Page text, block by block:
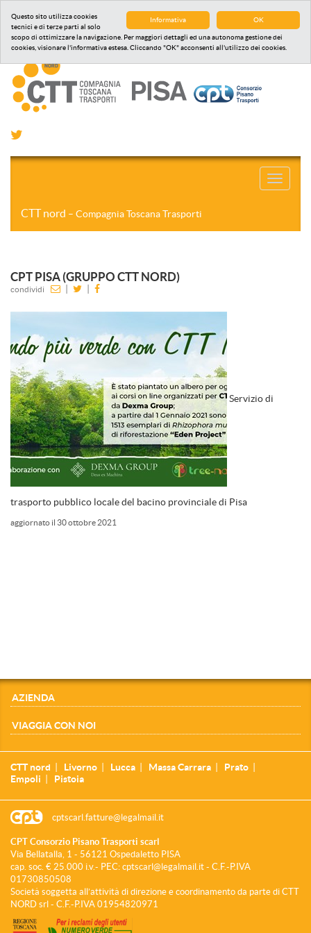
OK
Informativa
Questo sito utilizza cookies
tecnici e di terze parti al solo
scopo di ottimizzare la navigazione. Per maggiori dettagli ed una autonoma gestione dei
cookies, visionare l'informativa estesa. Cliccando "OK" acconsenti all'utilizzo dei cookies.
Toggle
CTT nord – Compagnia Toscana Trasporti
CPT PISA (GRUPPO CTT NORD)
condividi
Servizio di
trasporto pubblico locale del bacino provinciale di Pisa
aggiornato il 30 ottobre 2021
AZIENDA
VIAGGIA CON NOI
CTT nord Livorno Lucca Massa Carrara
Prato
Empoli
Pistoia
cptscarl.fatture@legalmail.it
CPT Consorzio Pisano Trasporti scarl
Via Bellatalla, 1 - 56121 Ospedaletto PISA
cap. soc. € 25.000 i.v.- PEC: cptscarl@legalmail.it - C.F.-P.IVA
01730850508
Società soggetta all’attività di direzione e coordinamento da parte di CTT
NORD srl - C.F.-P.IVA 01954820971